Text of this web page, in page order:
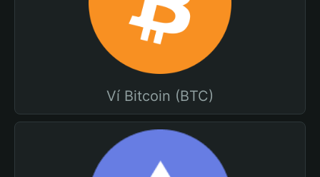
Ví Bitcoin (BTC)